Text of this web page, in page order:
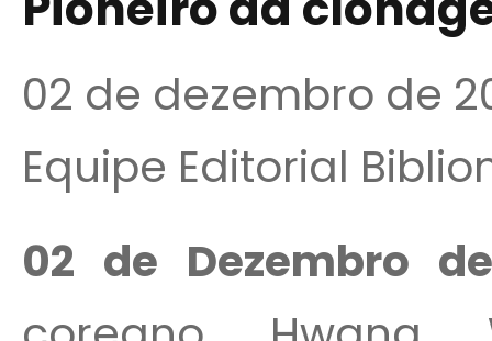
02 de dezembro de
Equipe Editorial
02 de Dezembro